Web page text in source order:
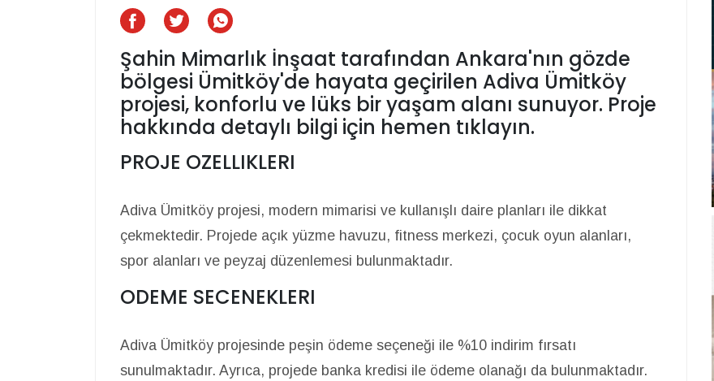
Şahin Mimarlık İnşaat tarafından Ankara'nın gözde
bölgesi Ümitköy'de hayata geçirilen Adiva Ümitköy
projesi, konforlu ve lüks bir yaşam alanı sunuyor. Proje
hakkında detaylı bilgi için hemen tıklayın.
PROJE OZELLIKLERI
Adiva Ümitköy projesi, modern mimarisi ve kullanışlı daire planları ile dikkat
çekmektedir. Projede açık yüzme havuzu, fitness merkezi, çocuk oyun alanları,
spor alanları ve peyzaj düzenlemesi bulunmaktadır.
ODEME SECENEKLERI
Adiva Ümitköy projesinde peşin ödeme seçeneği ile %10 indirim fırsatı
sunulmaktadır. Ayrıca, projede banka kredisi ile ödeme olanağı da bulunmaktadır.